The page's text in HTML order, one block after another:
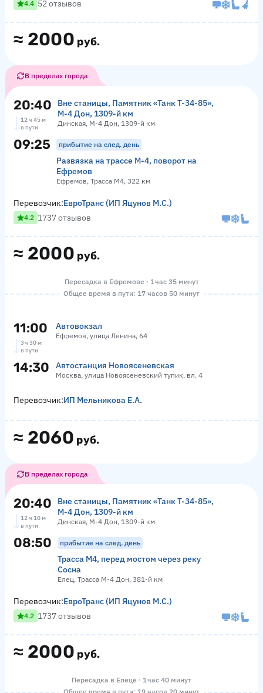
≈ 2000 руб.
4.4 52 отзывов
В пределах города
20:40
Вне станицы, Памятник «‎Танк Т-34-85»,
М-4 Дон, 1309-й км
Динская, М-4 Дон, 1309-й км
12 ч 45 м
в пути
09:25 прибытие на след. день
Развязка на трассе М-4, поворот на
Ефремов
Ефремов, Трасса М4, 322 км
≈ 2000 руб.
Перевозчик:ЕвроТранс (ИП Яцунов М.С.)
4.2 1737 отзывов
Пересадка в Ефремове · 1 час 35 минут
Общее время в пути: 17 часов 50 минут
11:00 Автовокзал
Ефремов, улица Ленина, 64
3 ч 30 м
в пути
14:30 Автостанция Новоясеневская
Москва, улица Новоясеневский тупик, вл. 4
≈ 2060 руб.
Перевозчик:ИП Мельникова Е.А.
В пределах города
20:40
Вне станицы, Памятник «‎Танк Т-34-85»,
М-4 Дон, 1309-й км
Динская, М-4 Дон, 1309-й км
12 ч 10 м
в пути
08:50 прибытие на след. день
Трасса М4, перед мостом через реку
Сосна
Елец, Трасса М-4 Дон, 381-й км
≈ 2000 руб.
Перевозчик:ЕвроТранс (ИП Яцунов М.С.)
4.2 1737 отзывов
Пересадка в Елеце · 1 час 40 минут